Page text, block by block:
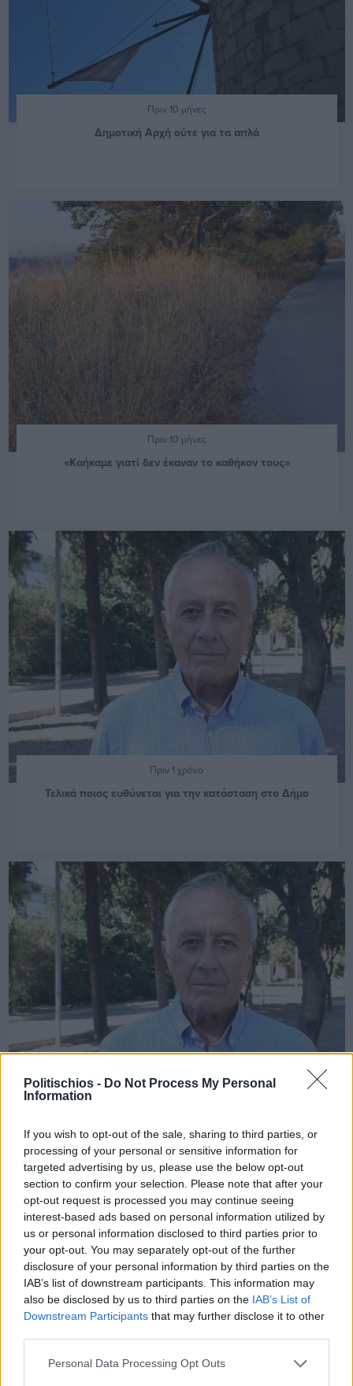
Politischios - Do Not Process My Personal
Information
If you wish to opt-out of the sale, sharing to third parties, or
processing of your personal or sensitive information for
targeted advertising by us, please use the below opt-out
section to confirm your selection. Please note that after your
opt-out request is processed you may continue seeing
interest-based ads based on personal information utilized by
us or personal information disclosed to third parties prior to
your opt-out. You may separately opt-out of the further
disclosure of your personal information by third parties on the
IAB’s list of downstream participants. This information may
also be disclosed by us to third parties on the IAB’s List of
Downstream Participants that may further disclose it to other
Personal Data Processing Opt Outs
Πριν 10 μήνες
Δημοτική Αρχή ούτε για τα απλά
Πριν 10 μήνες
«Καήκαμε γιατί δεν έκαναν το καθήκον τους»
Πριν 1 χρόνο
Τελικά ποιος ευθύνεται για την κατάσταση στο Δήμο